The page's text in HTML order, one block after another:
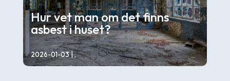
Hur vet man om det finns
asbest i huset?
2026-01-03| ,